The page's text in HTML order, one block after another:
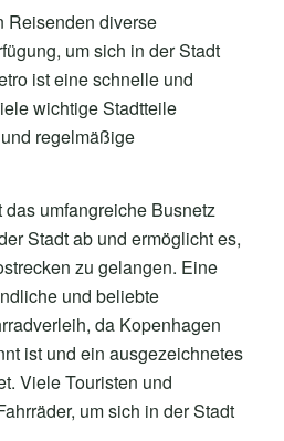
Reisenden diverse
um sich in der Stadt
ist eine schnelle und
wichtige Stadtteile
regelmäßige
umfangreiche Busnetz
Stadt ab und ermöglicht es,
zu gelangen. Eine
und beliebte
da Kopenhagen
ist und ein ausgezeichnetes
Viele Touristen und
um sich in der Stadt